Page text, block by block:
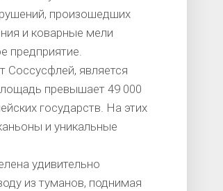
произошедших
и коварные мели
предприятие.
Соссусфлей, является
превышает 49 000
государств. На этих
и уникальные
удивительно
из туманов, поднимая